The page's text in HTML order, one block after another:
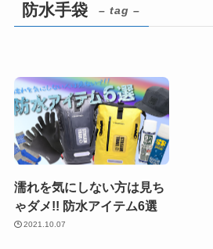
防水手袋 – tag –
濡れを気にしない方は見ち
ゃダメ!! 防水アイテム6選
2021.10.07